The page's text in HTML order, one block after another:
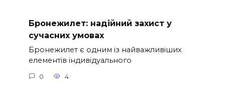
Бронежилет: надійний захист у
сучасних умовах
Бронежилет є одним із найважливіших
елементів індивідуального
0 4